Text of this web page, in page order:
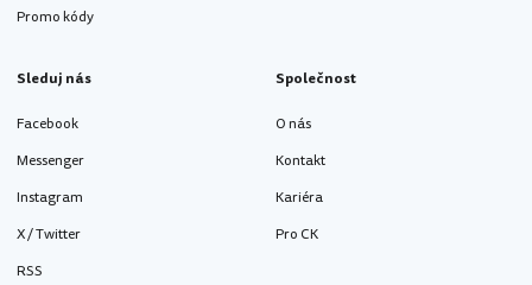
Promo kódy
Sleduj nás
Facebook
Messenger
Instagram
X / Twitter
RSS
Společnost
O nás
Kontakt
Kariéra
Pro CK